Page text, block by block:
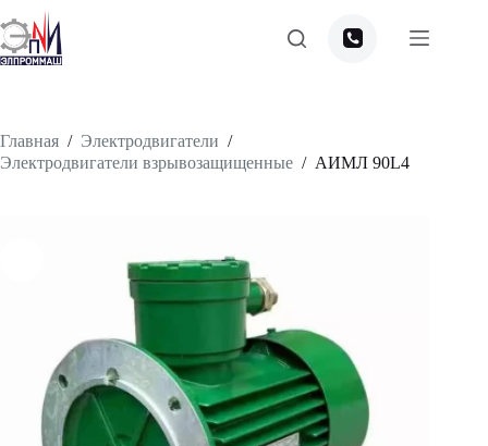
Перейти
к
сути
Главная / Электродвигатели /
Электродвигатели взрывозащищенные / АИМЛ 90L4